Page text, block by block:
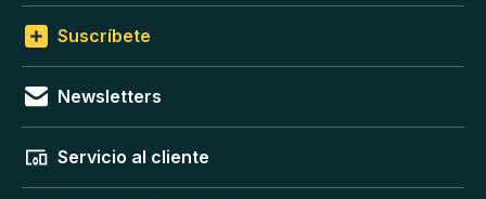
Suscríbete
Newsletters
Servicio al cliente